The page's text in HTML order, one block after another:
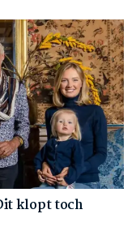
klopt toch